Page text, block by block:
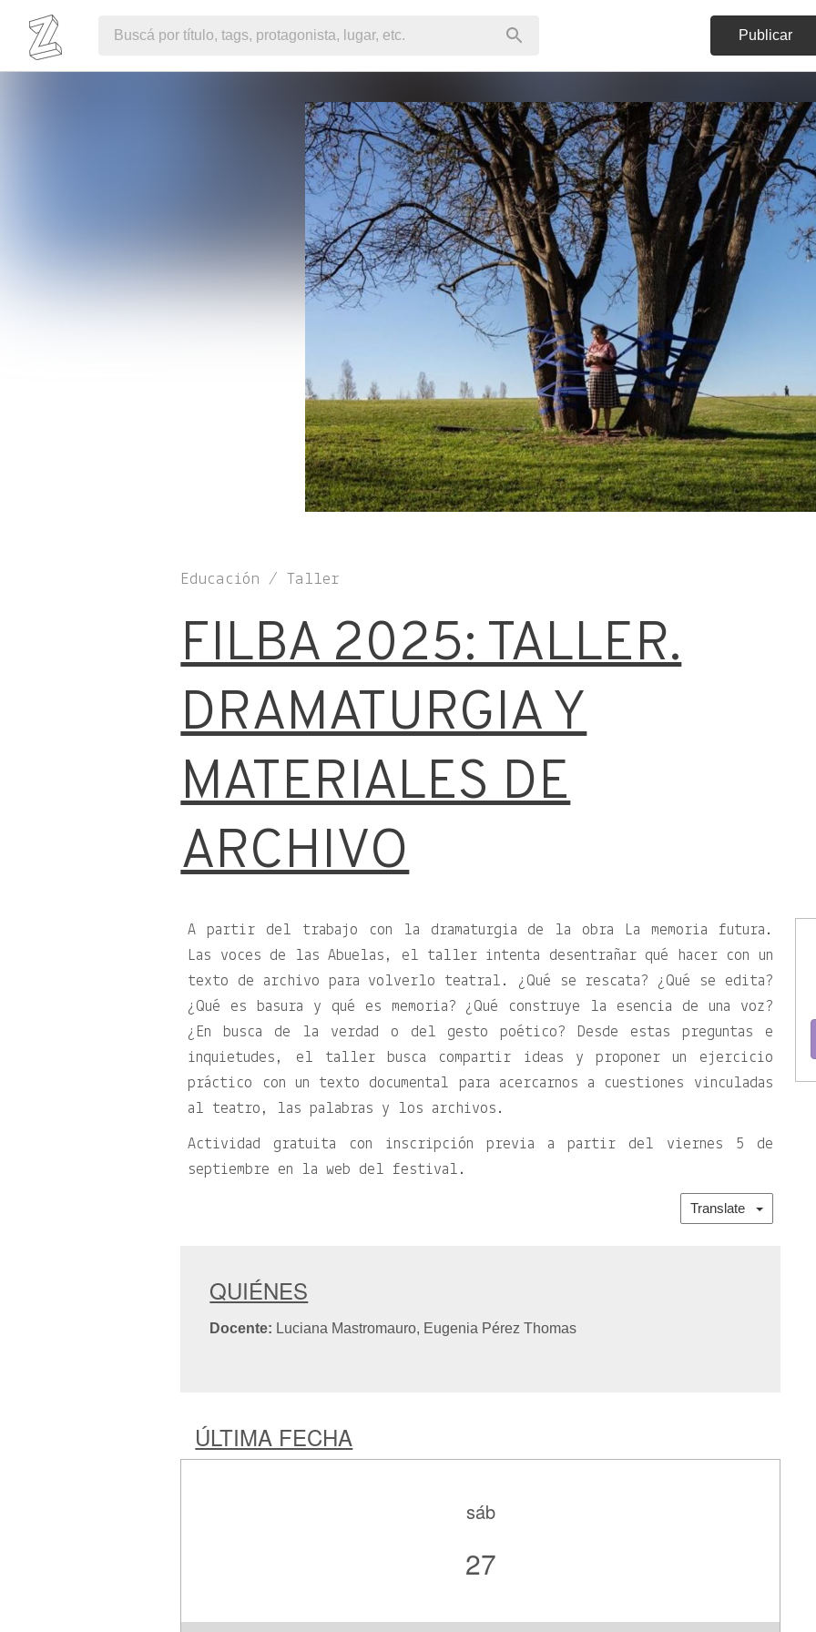
Publicar
Educación / Taller
FILBA 2025: TALLER.
DRAMATURGIA Y
MATERIALES DE
ARCHIVO
A partir del trabajo con la dramaturgia de la obra La memoria futura.
Las voces de las Abuelas, el taller intenta desentrañar qué hacer con un
texto de archivo para volverlo teatral. ¿Qué se rescata? ¿Qué se edita?
¿Qué es basura y qué es memoria? ¿Qué construye la esencia de una voz?
¿En busca de la verdad o del gesto poético? Desde estas preguntas e
inquietudes, el taller busca compartir ideas y proponer un ejercicio
práctico con un texto documental para acercarnos a cuestiones vinculadas
al teatro, las palabras y los archivos.
Actividad gratuita con inscripción previa a partir del viernes 5 de
septiembre en la web del festival.
Translate
QUIÉNES
Docente: Luciana Mastromauro, Eugenia Pérez Thomas
ÚLTIMA FECHA
sáb
27